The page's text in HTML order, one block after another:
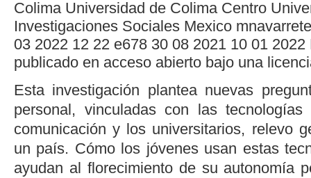
Colima Universidad de Colima Centro
Investigaciones Sociales Mexico
03 2022 12 22 e678 30 08 2021 10 01 2022
publicado en acceso abierto bajo una
Esta investigación plantea nuevas
personal, vinculadas con las
comunicación y los universitarios, relevo
un país. Cómo los jóvenes usan estas
ayudan al florecimiento de su autonomía